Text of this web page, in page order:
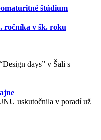
štúdium
ročníka v šk. roku
days” v Šali s
uskutočnila v poradí už